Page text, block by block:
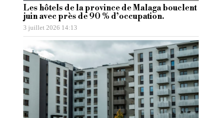
Les hôtels de la province de Malaga bouclent
juin avec près de 90 % d’occupation.
3 juillet 2026 14:13